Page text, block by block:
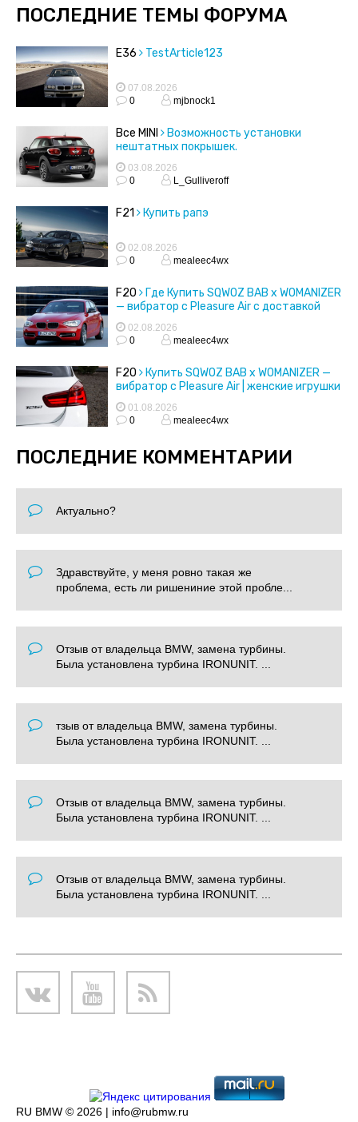
ПОСЛЕДНИЕ ТЕМЫ ФОРУМА
E36 TestArticle123
07.08.2026
0
mjbnock1
Все MINI
Возможность установки
нештатных покрышек.
03.08.2026
0
L_Gulliveroff
F21 Купить рапэ
02.08.2026
0
mealeec4wx
F20
Где Купить SQWOZ BAB x WOMANIZER
— вибратор с Pleasure Air с доставкой
02.08.2026
0
mealeec4wx
F20
Купить SQWOZ BAB x WOMANIZER —
вибратор с Pleasure Air | женские игрушки
01.08.2026
0
mealeec4wx
ПОСЛЕДНИЕ КОММЕНТАРИИ
Актуально?
Здравствуйте, у меня ровно такая же
проблема, есть ли ришениние этой пробле...
Отзыв от владельца BMW, замена турбины.
Была установлена турбина IRONUNIT. ...
тзыв от владельца BMW, замена турбины.
Была установлена турбина IRONUNIT. ...
Отзыв от владельца BMW, замена турбины.
Была установлена турбина IRONUNIT. ...
Отзыв от владельца BMW, замена турбины.
Была установлена турбина IRONUNIT. ...
RU BMW © 2026 | info@rubmw.ru